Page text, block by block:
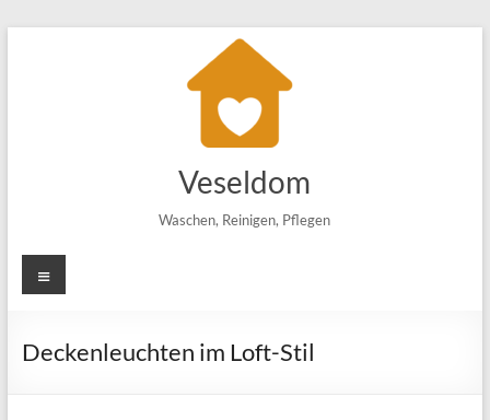
Veseldom
Waschen, Reinigen, Pflegen
Menü
Deckenleuchten im Loft-Stil